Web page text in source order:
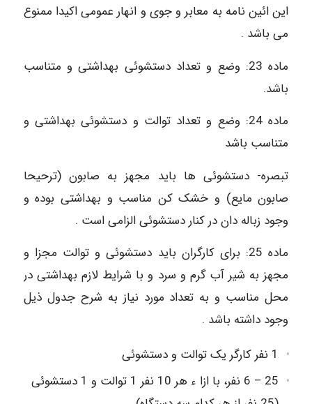
این ائین نامه به معابر و جوی و انهار عمومی اکیدا ممنوع
می باشد .
ماده 23: وضع و تعداد دستشوئی بهداشتی و متناسب
باشد.
ماده 24: وضع و تعداد توالت و دستشوئی بهداشتی و
متناسب باشد
تبصره- دستشوئی ها باید مجهز به صابون (ترحیحا
صابون مایع) و خشک کن مناسب و بهداشتی بوده و
وجود زباله دان در کنار دستشوئی الزامی است .
ماده 25: برای کارگران باید دستشوئی و توالت مجزا و
مجهز به شیر آب گرم و سرد و با شرایط لازم بهداشتی در
محل مناسب و به تعداد مورد نیاز به شرح جدول ذیل
وجود داشته باشد .
1 نفر کارگر یک توالت و دستشوئی
25 – 6 نفر، با ازا ء هر 10 نفر 1 توالت و 1 دستشوئی